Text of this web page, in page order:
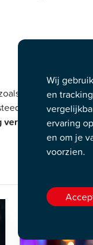
de standaard
verstuurd.
Wij
en
ervaring
en om je
voorzien.